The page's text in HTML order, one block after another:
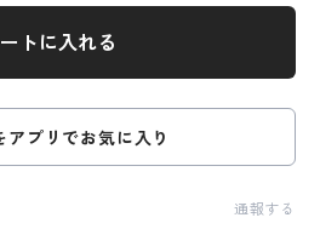
トに入れる
アプリでお気に入り
通報する